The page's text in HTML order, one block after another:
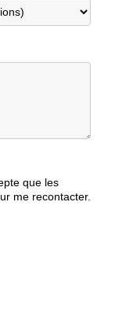
que les
me recontacter.